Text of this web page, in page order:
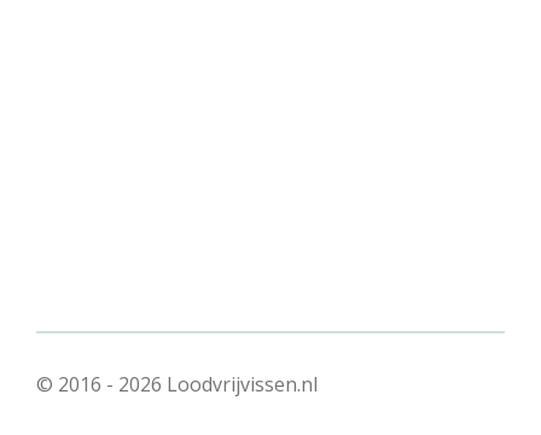
© 2016 - 2026 Loodvrijvissen.nl